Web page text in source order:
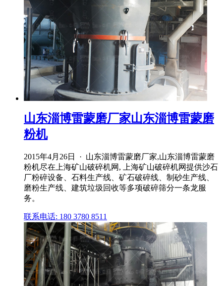
山东淄博雷蒙磨厂家山东淄博雷蒙磨
粉机
2015年4月26日 · 山东淄博雷蒙磨厂家,山东淄博雷蒙磨
粉机尽在上海矿山破碎机网, 上海矿山破碎机网提供沙石
厂粉碎设备、石料生产线、矿石破碎线、制砂生产线、
磨粉生产线、建筑垃圾回收等多项破碎筛分一条龙服
务。
联系电话: 180 3780 8511